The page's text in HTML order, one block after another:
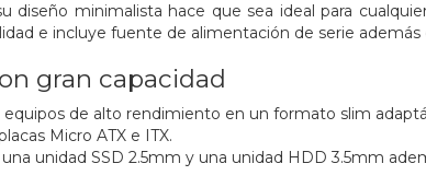
diseño minimalista hace que sea ideal para
e incluye fuente de alimentación de serie
gran capacidad
de alto rendimiento en un formato slim
Micro ATX e ITX.
unidad SSD 2.5mm y una unidad HDD 3.5mm